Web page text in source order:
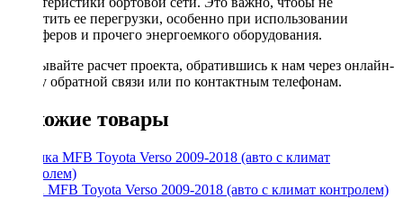
допустить ее перегрузки, особенно при использовании
сабвуферов и прочего энергоемкого оборудования.
Заказывайте расчет проекта, обратившись к нам через онлайн-
форму обратной связи или по контактным телефонам.
Похожие товары
Рамка MFB Toyota Verso 2009-2018 (авто с климат контролем)